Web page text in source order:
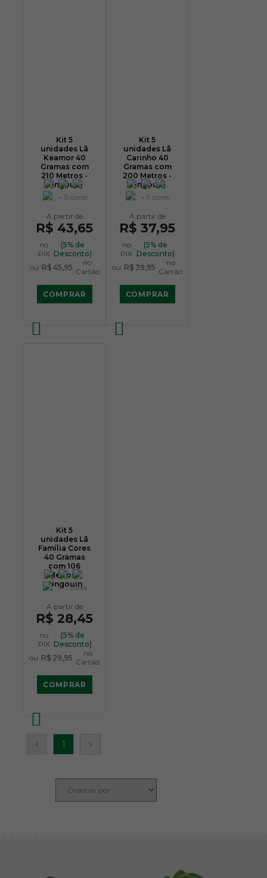
Kit 5
unidades Lã
Keamor 40
Gramas com
210 Metros -
Pingouin
+ 11 cores
R$ 43,65
no
PIX
(5% de
Desconto)
ou R$ 45,95
no
Cartão
COMPRAR
Kit 5
unidades Lã
Carinho 40
Gramas com
200 Metros -
Pingouin
+ 9 cores
R$ 37,95
no
PIX
(5% de
Desconto)
ou R$ 39,95
no
Cartão
COMPRAR
Kit 5
unidades Lã
Família Cores
40 Gramas
com 106
Metros -
Pingouin
+ 7 cores
R$ 28,45
no
PIX
(5% de
Desconto)
ou R$ 29,95
no
Cartão
COMPRAR
1